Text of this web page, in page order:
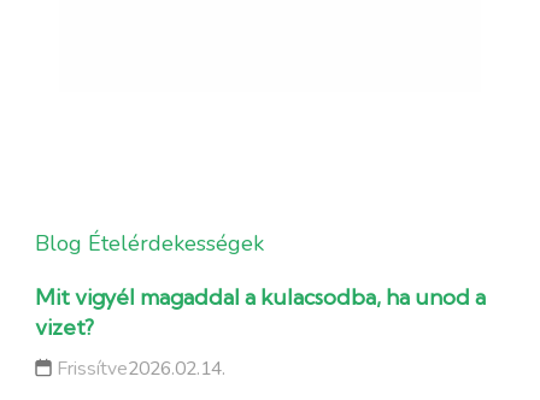
Blog Ételérdekességek
Mit vigyél magaddal a kulacsodba, ha unod a
vizet?
Frissítve2026.02.14.